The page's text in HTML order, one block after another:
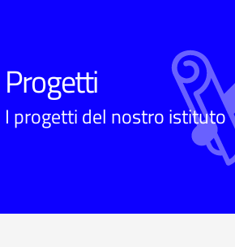
Progetti
I progetti del nostro istituto